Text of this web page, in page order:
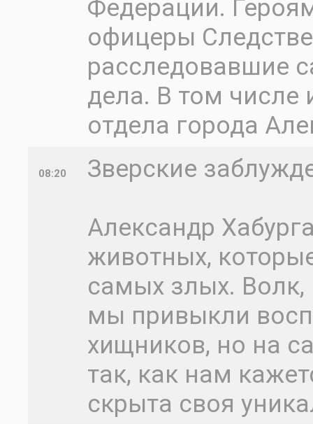
Федерации.
офицеры
расследовавшие
дела. В том числе
отдела города
08:20
Зверские
Александр
животных,
самых злых. Волк,
мы привыкли
хищников, но на
так, как нам
скрыта своя